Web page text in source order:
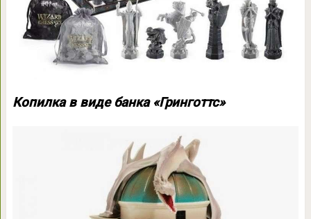
Копилка в виде банка «Гринготтс»